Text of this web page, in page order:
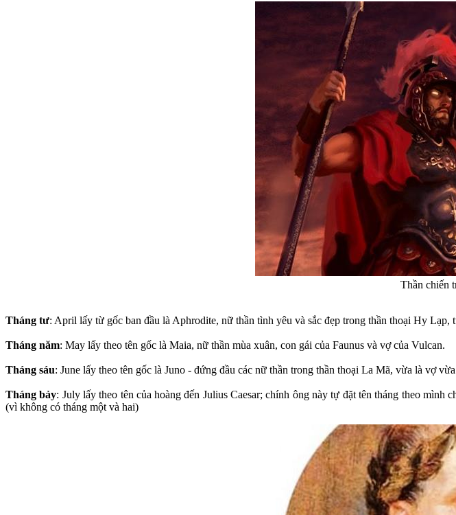
Thần chiến
Tháng tư: April lấy từ gốc ban đầu là Aphrodite, nữ thần tình yêu và sắc đẹp trong thần thoại Hy
Tháng năm: May lấy theo tên gốc là Maia, nữ thần mùa xuân, con gái của Faunus và vợ của Vulcan.
Tháng sáu: June lấy theo tên gốc là Juno - đứng đầu các nữ thần trong thần thoại La Mã, vừa là vợ
Tháng bảy: July lấy theo tên của hoàng đến Julius Caesar; chính ông này tự đặt tên tháng theo
(vì không có tháng một và hai)